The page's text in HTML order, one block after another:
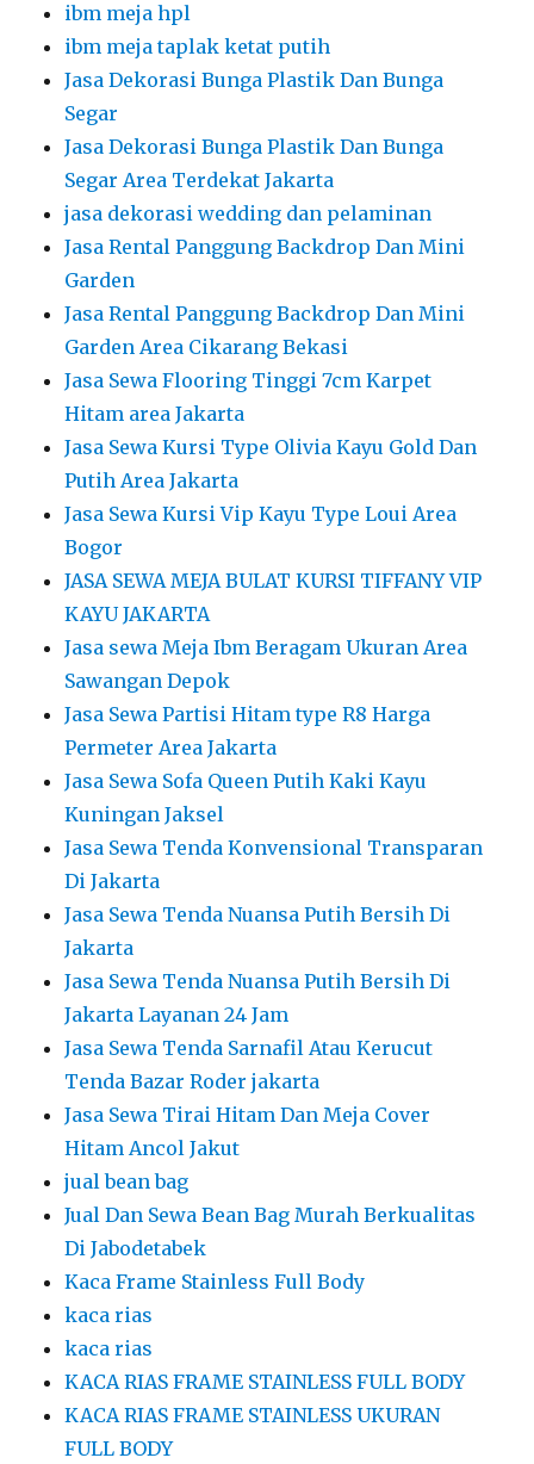
ibm meja hpl
ibm meja taplak ketat putih
Jasa Dekorasi Bunga Plastik Dan Bunga
Segar
Jasa Dekorasi Bunga Plastik Dan Bunga
Segar Area Terdekat Jakarta
jasa dekorasi wedding dan pelaminan
Jasa Rental Panggung Backdrop Dan Mini
Garden
Jasa Rental Panggung Backdrop Dan Mini
Garden Area Cikarang Bekasi
Jasa Sewa Flooring Tinggi 7cm Karpet
Hitam area Jakarta
Jasa Sewa Kursi Type Olivia Kayu Gold Dan
Putih Area Jakarta
Jasa Sewa Kursi Vip Kayu Type Loui Area
Bogor
JASA SEWA MEJA BULAT KURSI TIFFANY VIP
KAYU JAKARTA
Jasa sewa Meja Ibm Beragam Ukuran Area
Sawangan Depok
Jasa Sewa Partisi Hitam type R8 Harga
Permeter Area Jakarta
Jasa Sewa Sofa Queen Putih Kaki Kayu
Kuningan Jaksel
Jasa Sewa Tenda Konvensional Transparan
Di Jakarta
Jasa Sewa Tenda Nuansa Putih Bersih Di
Jakarta
Jasa Sewa Tenda Nuansa Putih Bersih Di
Jakarta Layanan 24 Jam
Jasa Sewa Tenda Sarnafil Atau Kerucut
Tenda Bazar Roder jakarta
Jasa Sewa Tirai Hitam Dan Meja Cover
Hitam Ancol Jakut
jual bean bag
Jual Dan Sewa Bean Bag Murah Berkualitas
Di Jabodetabek
Kaca Frame Stainless Full Body
kaca rias
kaca rias
KACA RIAS FRAME STAINLESS FULL BODY
KACA RIAS FRAME STAINLESS UKURAN
FULL BODY